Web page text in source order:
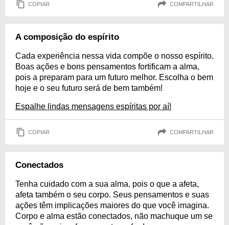
COPIAR COMPARTILHAR
A composição do espírito
Cada experiência nessa vida compõe o nosso espírito.
Boas ações e bons pensamentos fortificam a alma,
pois a preparam para um futuro melhor. Escolha o bem
hoje e o seu futuro será de bem também!
Espalhe lindas mensagens espíritas por aí!
COPIAR COMPARTILHAR
Conectados
Tenha cuidado com a sua alma, pois o que a afeta,
afeta também o seu corpo. Seus pensamentos e suas
ações têm implicações maiores do que você imagina.
Corpo e alma estão conectados, não machuque um se